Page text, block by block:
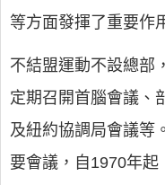
等方面發揮了重要作
不結盟運動不設總部
定期召開首腦會議、
及紐約協調局會議等
要會議，自1970年